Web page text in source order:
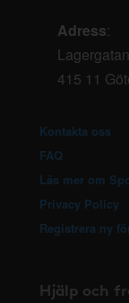
Adress:
415 11
Kontakta oss
FAQ
Läs mer om
Privacy Policy
Registrera ny
Hjälp och